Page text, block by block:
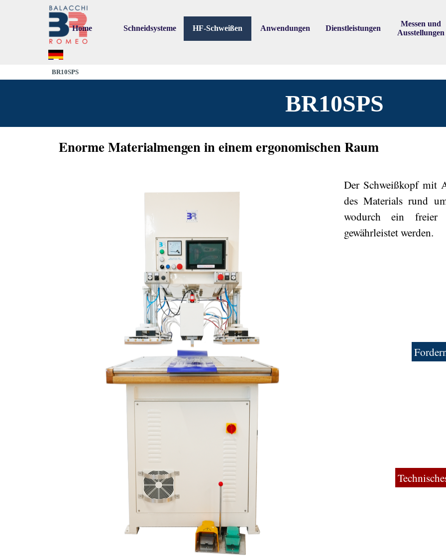
Home ▼
Schneidsysteme ▼
HF-Schweißen ▼
Anwendungen ▼
Dienstleistungen ▼
Messen und
Ausstellungen
BR10SPS
BR10SPS
Enorme Materialmengen in einem ergonomischen Raum
Der Schweißkopf mit
des Materials rund
wodurch ein freier
gewährleistet werden.